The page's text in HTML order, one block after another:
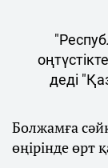
деді
Болжамға
өңірінде өрт